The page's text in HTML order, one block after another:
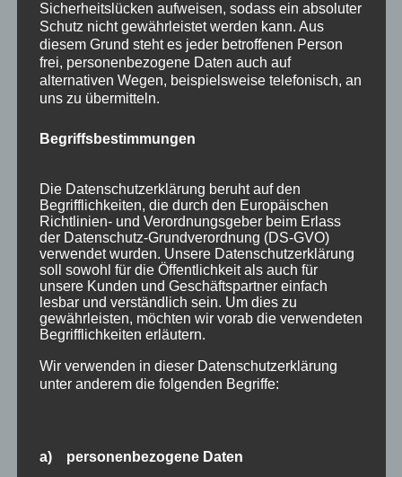
Werkstatt wie z.B. – Holz Dekoartikel – Holz...
Allgäuer Holzschilder beim Sulzberger
Weihnachtsdorf
von
Geschenkideen, Holzartikel,Info,Termine
wieder beim Sulzberger Weihnachtsdorf mit
Sicherheitslücken aufweisen, sodass ein absoluter
Schutz nicht gewährleistet werden kann. Aus
diesem Grund steht es jeder betroffenen Person
frei, personenbezogene Daten auch auf
alternativen Wegen, beispielsweise telefonisch, an
uns zu übermitteln.
Begriffsbestimmungen
Die Datenschutzerklärung beruht auf den
Begrifflichkeiten, die durch den Europäischen
Richtlinien- und Verordnungsgeber beim Erlass
der Datenschutz-Grundverordnung (DS-GVO)
verwendet wurden. Unsere Datenschutzerklärung
soll sowohl für die Öffentlichkeit als auch für
unsere Kunden und Geschäftspartner einfach
lesbar und verständlich sein. Um dies zu
gewährleisten, möchten wir vorab die verwendeten
Begrifflichkeiten erläutern.
Wir verwenden in dieser Datenschutzerklärung
unter anderem die folgenden Begriffe:
a) personenbezogene Daten